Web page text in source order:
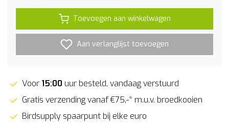
Toevoegen aan winkelwagen
Aan verlanglijst toevoegen
Voor 15:00 uur besteld, vandaag verstuurd
Gratis verzending vanaf €75,-* m.u.v. broedkooien
Birdsupply spaarpunt bij elke euro